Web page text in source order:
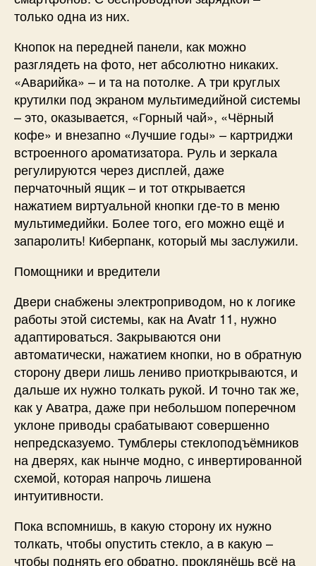
только одна из них.
Кнопок на передней панели, как можно
разглядеть на фото, нет абсолютно никаких.
«Аварийка» – и та на потолке. А три круглых
крутилки под экраном мультимедийной системы
– это, оказывается, «Горный чай», «Чёрный
кофе» и внезапно «Лучшие годы» – картриджи
встроенного ароматизатора. Руль и зеркала
регулируются через дисплей, даже
перчаточный ящик – и тот открывается
нажатием виртуальной кнопки где-то в меню
мультимедийки. Более того, его можно ещё и
запаролить! Киберпанк, который мы заслужили.
Помощники и вредители
Двери снабжены электроприводом, но к логике
работы этой системы, как на Avatr 11, нужно
адаптироваться. Закрываются они
автоматически, нажатием кнопки, но в обратную
сторону двери лишь лениво приоткрываются, и
дальше их нужно толкать рукой. И точно так же,
как у Аватра, даже при небольшом поперечном
уклоне приводы срабатывают совершенно
непредсказуемо. Тумблеры стеклоподъёмников
на дверях, как нынче модно, с инвертированной
схемой, которая напрочь лишена
интуитивности.
Пока вспомнишь, в какую сторону их нужно
толкать, чтобы опустить стекло, а в какую –
чтобы поднять его обратно, проклянёшь всё на